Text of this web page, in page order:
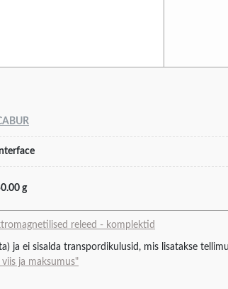
g
releed - komplektid
ja ei sisalda transpordikulusid, mis lisatakse
ja maksumus"